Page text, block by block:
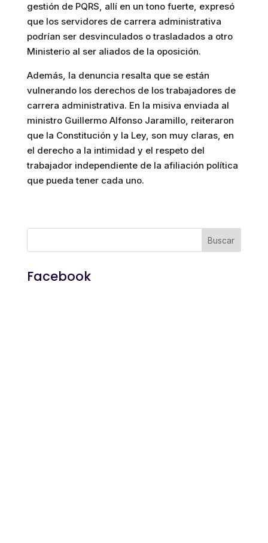
gestión de PQRS, allí en un tono fuerte, expresó
que los servidores de carrera administrativa
podrían ser desvinculados o trasladados a otro
Ministerio al ser aliados de la oposición.
Además, la denuncia resalta que se están
vulnerando los derechos de los trabajadores de
carrera administrativa. En la misiva enviada al
ministro Guillermo Alfonso Jaramillo, reiteraron
que la Constitución y la Ley, son muy claras, en
el derecho a la intimidad y el respeto del
trabajador independiente de la afiliación política
que pueda tener cada uno.
Facebook